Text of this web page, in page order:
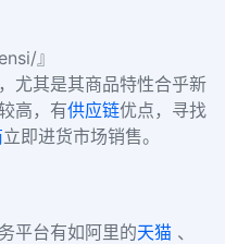
』
尤其是其商品特性合乎新
高，有供应链优点，寻找
立即进货市场销售。
平台有如阿里的天猫 、